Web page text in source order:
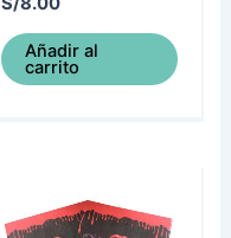
Añadir al
carrito